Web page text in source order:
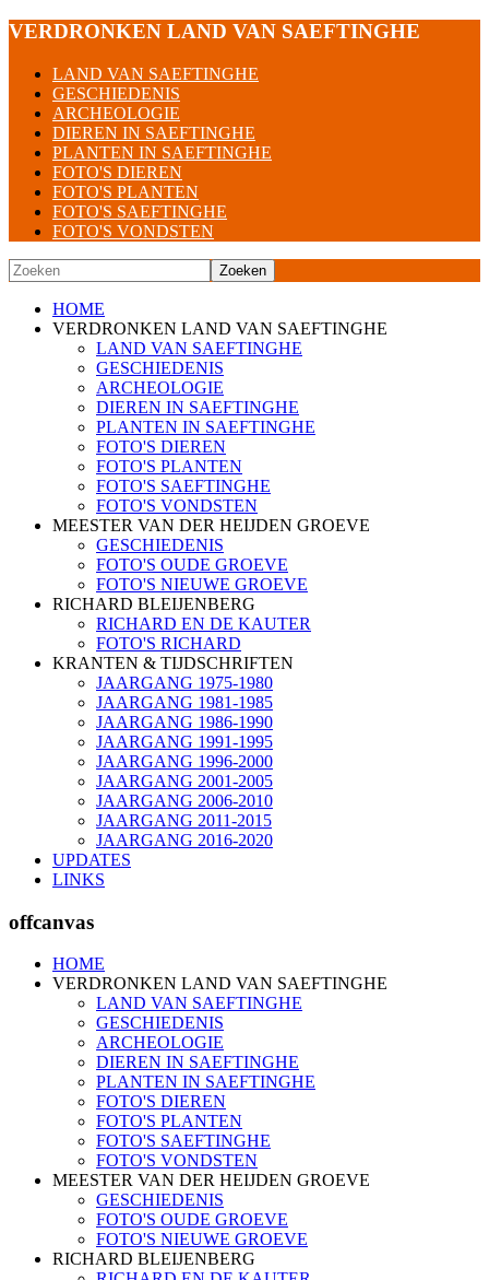
VERDRONKEN LAND VAN SAEFTINGHE
LAND VAN SAEFTINGHE
GESCHIEDENIS
ARCHEOLOGIE
DIEREN IN SAEFTINGHE
PLANTEN IN SAEFTINGHE
FOTO'S DIEREN
FOTO'S PLANTEN
FOTO'S SAEFTINGHE
FOTO'S VONDSTEN
Zoeken
HOME
VERDRONKEN LAND VAN SAEFTINGHE
LAND VAN SAEFTINGHE
GESCHIEDENIS
ARCHEOLOGIE
DIEREN IN SAEFTINGHE
PLANTEN IN SAEFTINGHE
FOTO'S DIEREN
FOTO'S PLANTEN
FOTO'S SAEFTINGHE
FOTO'S VONDSTEN
MEESTER VAN DER HEIJDEN GROEVE
GESCHIEDENIS
FOTO'S OUDE GROEVE
FOTO'S NIEUWE GROEVE
RICHARD BLEIJENBERG
RICHARD EN DE KAUTER
FOTO'S RICHARD
KRANTEN & TIJDSCHRIFTEN
JAARGANG 1975-1980
JAARGANG 1981-1985
JAARGANG 1986-1990
JAARGANG 1991-1995
JAARGANG 1996-2000
JAARGANG 2001-2005
JAARGANG 2006-2010
JAARGANG 2011-2015
JAARGANG 2016-2020
UPDATES
LINKS
offcanvas
HOME
VERDRONKEN LAND VAN SAEFTINGHE
LAND VAN SAEFTINGHE
GESCHIEDENIS
ARCHEOLOGIE
DIEREN IN SAEFTINGHE
PLANTEN IN SAEFTINGHE
FOTO'S DIEREN
FOTO'S PLANTEN
FOTO'S SAEFTINGHE
FOTO'S VONDSTEN
MEESTER VAN DER HEIJDEN GROEVE
GESCHIEDENIS
FOTO'S OUDE GROEVE
FOTO'S NIEUWE GROEVE
RICHARD BLEIJENBERG